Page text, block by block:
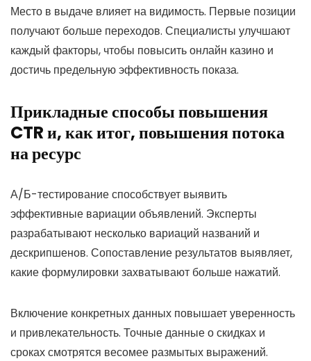
Место в выдаче влияет на видимость. Первые позиции
получают больше переходов. Специалисты улучшают
каждый факторы, чтобы повысить онлайн казино и
достичь предельную эффективность показа.
Прикладные способы повышения
CTR и, как итог, повышения потока
на ресурс
А/Б-тестирование способствует выявить
эффективные вариации объявлений. Эксперты
разрабатывают несколько вариаций названий и
дескрипшенов. Сопоставление результатов выявляет,
какие формулировки захватывают больше нажатий.
Включение конкретных данных повышает уверенность
и привлекательность. Точные данные о скидках и
сроках смотрятся весомее размытых выражений.